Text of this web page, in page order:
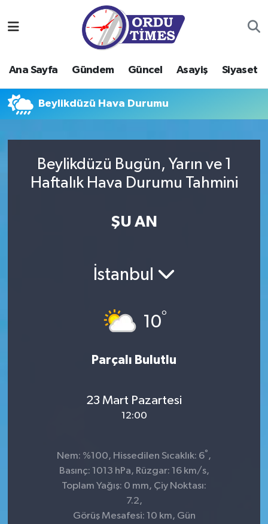
Ana Sayfa Gündem Güncel Asayiş Siyaset
Beylikdüzü Hava Durumu
Beylikdüzü Bugün, Yarın ve 1
Haftalık Hava Durumu Tahmini
ŞU AN
İstanbul
10°
Parçalı Bulutlu
23 Mart Pazartesi
12:00
Nem: %100, Hissedilen Sıcaklık: 6° ,
Basınç: 1013 hPa, Rüzgar: 16 km/s,
Toplam Yağış: 0 mm, Çiy Noktası:
7.2,
Görüş Mesafesi: 10 km, Gün
Gündem
Güncel
Siyaset
Ordu Nöbetçi Eczaneler
Ordu Hava Durumu
Ordu Namaz Vakitleri
Süper Lig Puan Durumu ve Fikstür
Son Dakika Haberleri